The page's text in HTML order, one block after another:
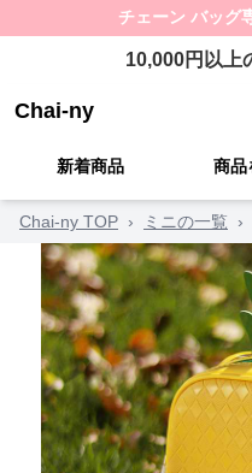
チェーン バッグ
10,000円以上
Chai-ny
新着商品 商品
Chai-ny TOP › ミニの一覧 ›